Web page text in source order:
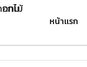
หน้าแรก